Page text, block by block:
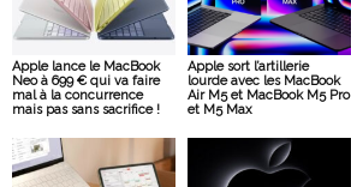
Apple lance le MacBook
Neo à 699 € qui va faire
mal à la concurrence
mais pas sans sacrifice !
Apple sort l’artillerie
lourde avec les MacBook
Air M5 et MacBook M5 Pro
et M5 Max